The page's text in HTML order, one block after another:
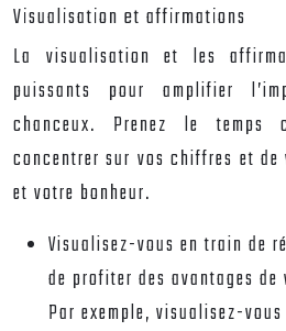
Visualisation et affirmations
La visualisation et les
puissants pour amplifier
chanceux. Prenez le temps
concentrer sur vos chiffres et
et votre bonheur.
Visualisez-vous en train de
de profiter des avantages
Par exemple, visualisez-